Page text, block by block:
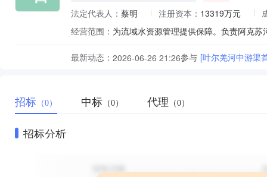
法定代表人： 蔡明 注册资本： 13319万元
经营范围： 为流域水资源管理提供保障。负责阿克
最新动态： 2026-06-26 21:26参与 [叶尔羌河中游渠
招标 （0） 中标 （0） 代理 （0）
招标分析